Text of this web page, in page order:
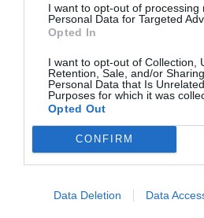
I want to opt-out of processing
Personal Data for Targeted
Opted In
I want to opt-out of Collection,
Retention, Sale, and/or
Personal Data that Is
Purposes for which it was
Opted Out
CONFIRM
Data Deletion Data
2Playbook Club2P